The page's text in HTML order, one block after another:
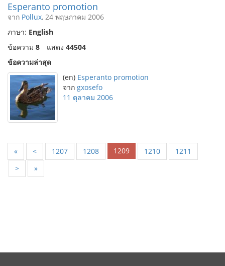
Esperanto promotion
จาก Pollux, 24 พฤษภาคม 2006
ภาษา: English
ข้อความ 8 แสดง 44504
ข้อความล่าสุด
(en) Esperanto promotion
จาก gxosefo
11 ตุลาคม 2006
« < 1207 1208 1209 1210
1211
>
»